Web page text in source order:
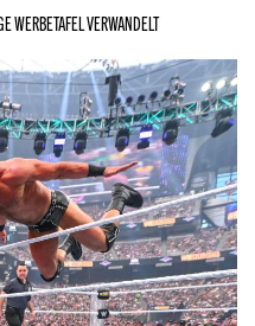
WERBETAFEL VERWANDELT